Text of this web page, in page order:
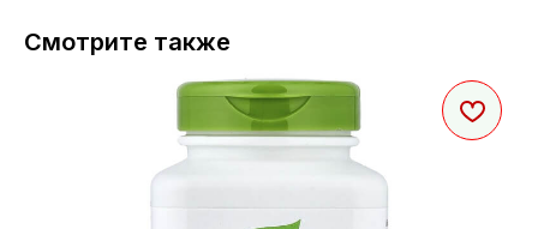
Смотрите также